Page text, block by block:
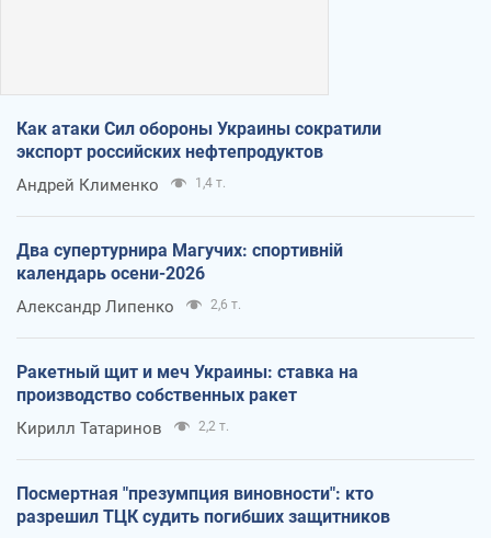
Как атаки Сил обороны Украины сократили
экспорт российских нефтепродуктов
Андрей Клименко 1,4 т.
Два супертурнира Магучих: спортивній
календарь осени-2026
Александр Липенко 2,6 т.
Ракетный щит и меч Украины: ставка на
производство собственных ракет
Кирилл Татаринов 2,2 т.
Посмертная "презумпция виновности": кто
разрешил ТЦК судить погибших защитников